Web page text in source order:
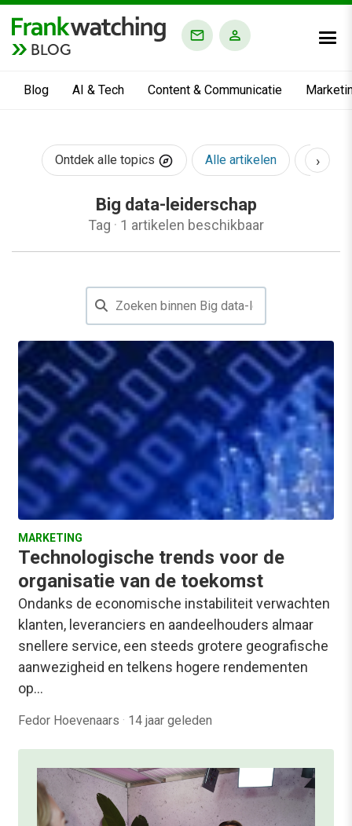
BLOG
Blog AI & Tech Content & Communicatie
Ontdek alle topics Alle artikelen AI &
›
Big data-leiderschap
Tag · 1 artikelen beschikbaar
MARKETING
Technologische trends voor de
organisatie van de toekomst
Ondanks de economische instabiliteit verwachten
klanten, leveranciers en aandeelhouders almaar
snellere service, een steeds grotere geografische
aanwezigheid en telkens hogere rendementen
op…
Fedor Hoevenaars · 14 jaar geleden